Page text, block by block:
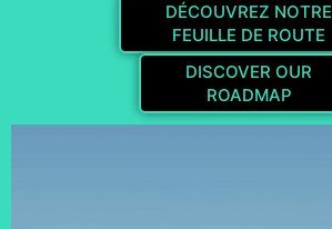
DÉCOUVREZ NOTRE
FEUILLE DE ROUTE
DISCOVER OUR
ROADMAP